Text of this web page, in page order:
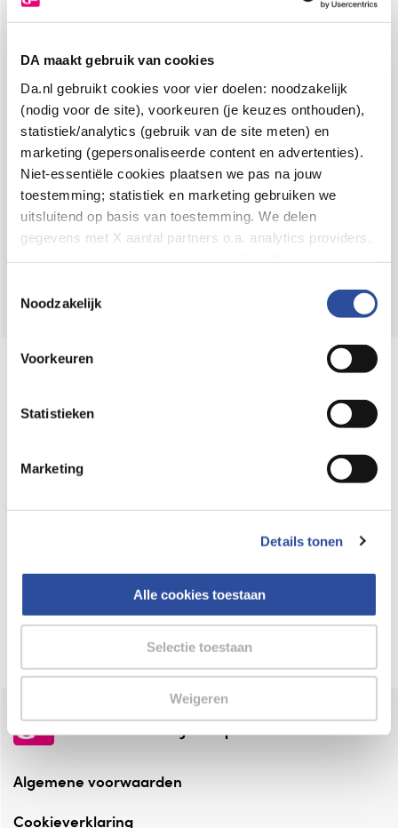
DA maakt gebruik van cookies
Da.nl gebruikt cookies voor vier doelen: noodzakelijk
(nodig voor de site), voorkeuren (je keuzes onthouden),
statistiek/analytics (gebruik van de site meten) en
marketing (gepersonaliseerde content en advertenties).
Niet-essentiële cookies plaatsen we pas na jouw
toestemming; statistiek en marketing gebruiken we
uitsluitend op basis van toestemming. We delen
gegevens met X aantal partners o.a. analytics providers,
en de bewaartermijnen per categorie. Je kunt je keuze op
gegevensverwerking staat in de
Privacyverklaring
Noodzakelijk
Voorkeuren
Statistieken
Marketing
Details tonen
Alle cookies toestaan
Selectie toestaan
Weigeren
8.6 uit4.106 reviews
Over DA
Klantenservice
Assortiment
VolgDAop:
Online aanbieder medicijnen
webshop mag verkopen.
⁠Verantwoorde zorg, ⁠ook online.
Altijd onze folder bij de hand
Check onze folders ⁠bij AlleFolders.
de vriendelijke specialist
Algemene voorwaarden
Cookieverklaring